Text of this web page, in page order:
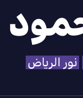
نور الرياض